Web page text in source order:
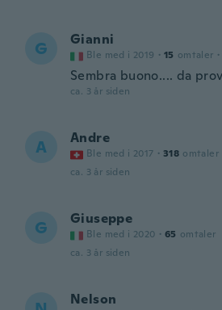
G Gianni
Ble med i 2019 · 15 omtaler ·
Sembra buono.... da
ca. 3 år siden
A Andre
Ble med i 2017 · 318 omtaler
ca. 3 år siden
G Giuseppe
Ble med i 2020 · 65 omtaler
ca. 3 år siden
Nelson